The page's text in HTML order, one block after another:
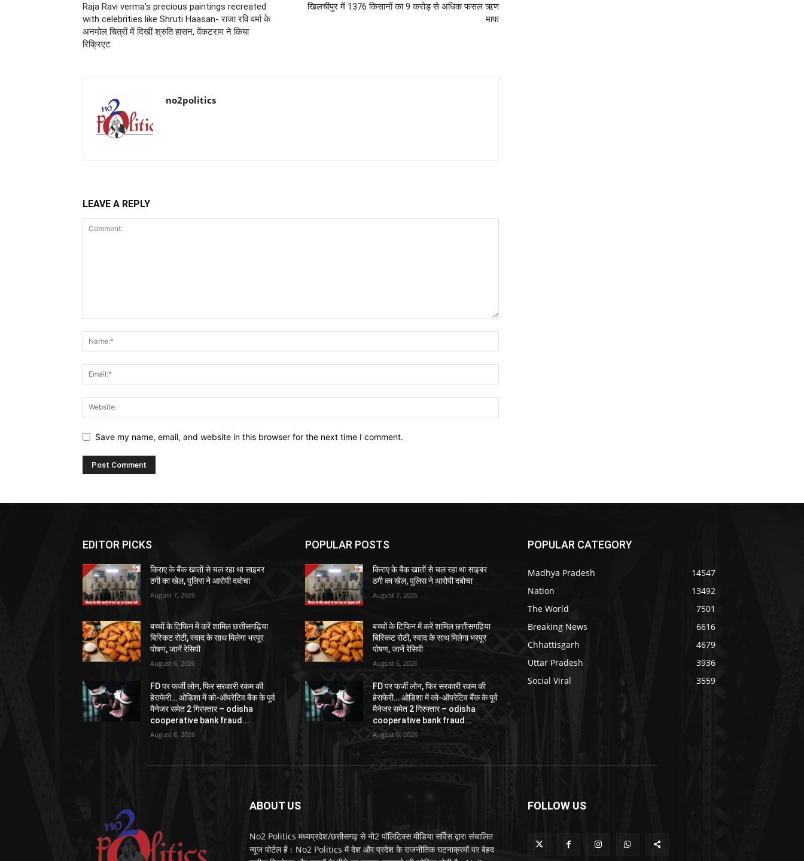
Raja Ravi verma’s precious paintings recreated
with celebrities like Shruti Haasan- राजा रवि वर्मा के
अनमोल चित्रों में दिखीं श्रुति हासन, वेंकटराम ने किया
रिक्रिएट
खिलचीपुर में 1376 किसानों का 9 करोड़ से अधिक फसल ऋण
माफ
no2politics
LEAVE A REPLY
Save my name, email, and website in this browser for the next time I comment.
EDITOR PICKS
किराए के बैंक खातों से चल रहा था साइबर
ठगी का खेल, पुलिस ने आरोपी दबोचा
August 7, 2026
बच्चों के टिफिन में करें शामिल छत्तीसगढ़िया
बिस्किट रोटी, स्वाद के साथ मिलेगा भरपूर
पोषण, जानें रेसिपी
August 6, 2026
FD पर फर्जी लोन, फिर सरकारी रकम की
हेराफेरी… ओडिशा में को-ऑपरेटिव बैंक के पूर्व
मैनेजर समेत 2 गिरफ्तार – odisha
cooperative bank fraud...
August 6, 2026
POPULAR POSTS
किराए के बैंक खातों से चल रहा था साइबर
ठगी का खेल, पुलिस ने आरोपी दबोचा
August 7, 2026
बच्चों के टिफिन में करें शामिल छत्तीसगढ़िया
बिस्किट रोटी, स्वाद के साथ मिलेगा भरपूर
पोषण, जानें रेसिपी
August 6, 2026
FD पर फर्जी लोन, फिर सरकारी रकम की
हेराफेरी… ओडिशा में को-ऑपरेटिव बैंक के पूर्व
मैनेजर समेत 2 गिरफ्तार – odisha
cooperative bank fraud...
August 6, 2026
POPULAR CATEGORY
Madhya Pradesh
14547
Nation
13492
The World
7501
Breaking News
6616
Chhattisgarh
4679
Uttar Pradesh
3936
Social Viral
3559
ABOUT US
No2 Politics मध्यप्रदेश/छत्तीसगढ़ से नो2 पॉलिटिक्स मीडिया सर्विस द्वारा संचालित
न्यूज पोर्टल है। No2 Politics में देश और प्रदेश के राजनीतिक घटनाक्रमों पर बेहद
FOLLOW US